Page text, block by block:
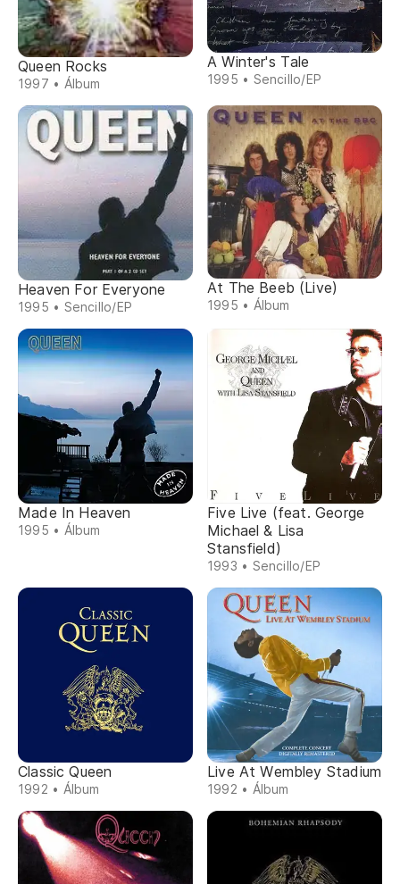
Queen Rocks
1997 • Álbum
A Winter's Tale
1995 • Sencillo/EP
Heaven For Everyone
1995 • Sencillo/EP
At The Beeb (Live)
1995 • Álbum
Made In Heaven
1995 • Álbum
Five Live (feat. George
Michael & Lisa
Stansfield)
1993 • Sencillo/EP
Classic Queen
1992 • Álbum
Live At Wembley Stadium
1992 • Álbum